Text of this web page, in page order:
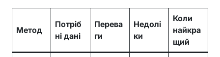
Метод
Потріб
ні дані
Перева
ги
Недолі
ки
Коли
найкра
щий